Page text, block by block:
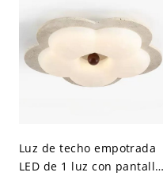
14", Tercera Marcha (Luz
Cálida/Blanca/Neutra de
Regulación)
Luz de techo empotrada
LED de 1 luz con pantalla